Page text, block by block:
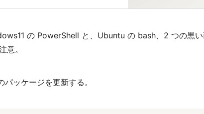
の PowerShell と、Ubuntu の bash、2 つの黒
意。
ッケージを更新する。